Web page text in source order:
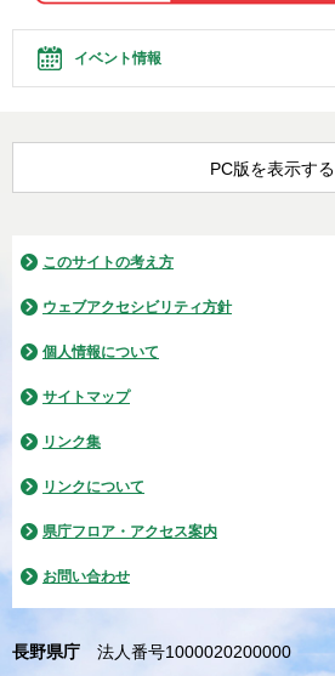
イベント情報
PC版を表示する
このサイトの考え方
ウェブアクセシビリティ方針
個人情報について
サイトマップ
リンク集
リンクについて
県庁フロア・アクセス案内
お問い合わせ
長野県庁
法人番号1000020200000